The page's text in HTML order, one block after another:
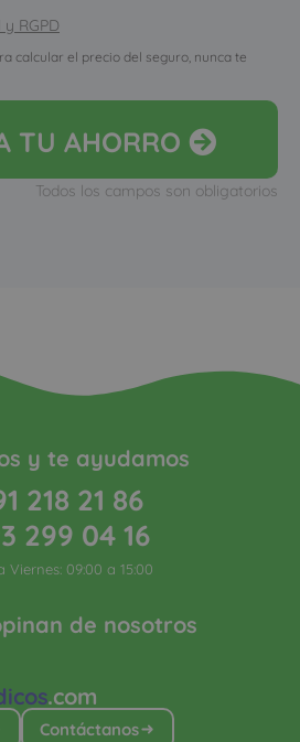
RGPD
calcular el precio del seguro, nunca te
TU AHORRO
Todos los campos son obligatorios
.com
Contáctanos
de nosotros
y te ayudamos
218 21 86
299 04 16
Viernes: 09:00 a 15:00